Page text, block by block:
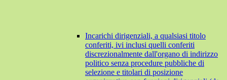
Incarichi dirigenziali, a qualsiasi titolo
conferiti, ivi inclusi quelli conferiti
discrezionalmente dall'organo di indirizzo
politico senza procedure pubbliche di
selezione e titolari di posizione